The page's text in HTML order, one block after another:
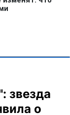
звезда
о